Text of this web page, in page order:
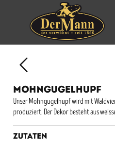
MOHNGUGELHUPF
Unser Mohngugelhupf wird mit
produziert. Der Dekor besteht aus
Zutaten